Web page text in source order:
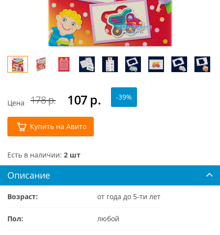
Цена 178 р. 107 р. -39%
Купить на Авито
Есть в наличии: 2 шт
Описание
Возраст: от года до 5-ти лет
Пол: любой